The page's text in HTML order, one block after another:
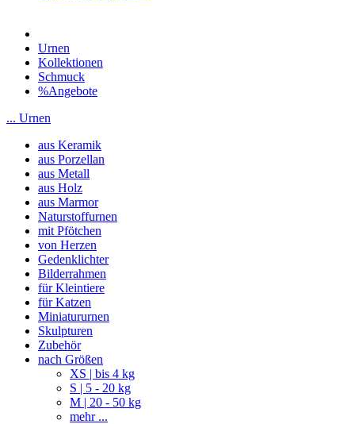
Urnen
Kollektionen
Schmuck
%Angebote
... Urnen
aus Keramik
aus Porzellan
aus Metall
aus Holz
aus Marmor
Naturstoffurnen
mit Pfötchen
von Herzen
Gedenklichter
Bilderrahmen
für Kleintiere
für Katzen
Miniatururnen
Skulpturen
Zubehör
nach Größen
XS | bis 4 kg
S | 5 - 20 kg
M | 20 - 50 kg
mehr ...